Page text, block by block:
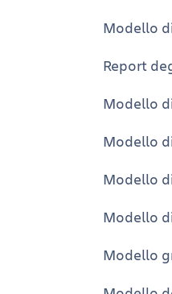
Modello
Report
Modello
Modello
Modello
Modello
Modello